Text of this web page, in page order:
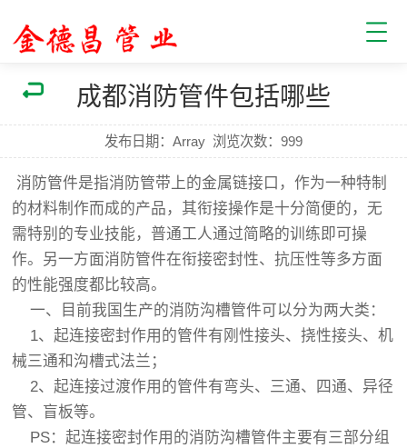
成都消防管件包括哪些
发布日期：Array 浏览次数：999
消防管件是指消防管带上的金属链接口，作为一种特制
的材料制作而成的产品，其衔接操作是十分简便的，无
需特别的专业技能，普通工人通过简略的训练即可操
作。另一方面消防管件在衔接密封性、抗压性等多方面
的性能强度都比较高。
一、目前我国生产的消防沟槽管件可以分为两大类：
1、起连接密封作用的管件有刚性接头、挠性接头、机
械三通和沟槽式法兰；
2、起连接过渡作用的管件有弯头、三通、四通、异径
管、盲板等。
PS：起连接密封作用的消防沟槽管件主要有三部分组